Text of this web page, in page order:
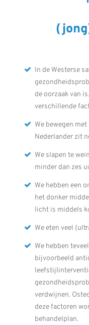
In de Westerse
de oorzaak van
verschillende
We bewegen
Nederlander zit
We slapen te
minder dan zes
We hebben een
het donker
licht is middels
We eten veel
We hebben
bijvoorbeeld
verdwijnen.
deze factoren
behandelplan.